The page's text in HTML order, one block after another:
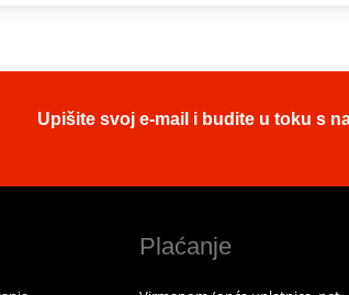
Upišite svoj e-mail i budite u toku s
Plaćanje